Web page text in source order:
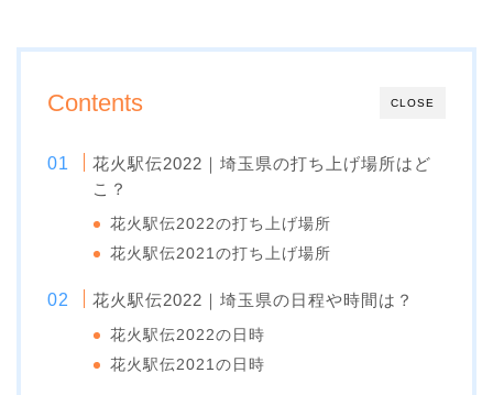
CLOSE
Contents
花火駅伝2022｜埼玉県の打ち上げ場所はど
こ？
花火駅伝2022の打ち上げ場所
花火駅伝2021の打ち上げ場所
花火駅伝2022｜埼玉県の日程や時間は？
花火駅伝2022の日時
花火駅伝2021の日時